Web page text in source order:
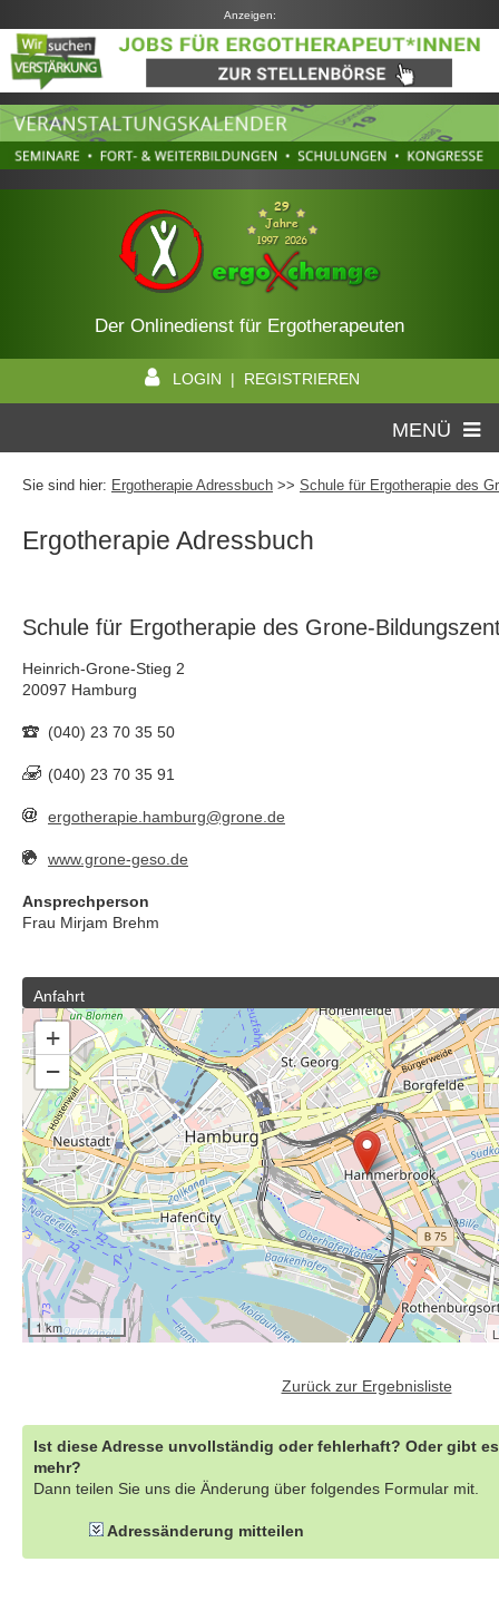
Anzeigen:
Der Onlinedienst für Ergotherapeuten
LOGIN | REGISTRIEREN
MENÜ
Sie sind hier: Ergotherapie Adressbuch >> Schule für Ergotherapie des
Ergotherapie Adressbuch
Schule für Ergotherapie des Grone-
Heinrich-Grone-Stieg 2
20097 Hamburg
(040) 23 70 35 50
(040) 23 70 35 91
ergotherapie.hamburg@grone.de
www.grone-geso.de
Ansprechperson
Frau Mirjam Brehm
Anfahrt
+
−
1 km
Zurück zur Ergebnisliste
Ist diese Adresse unvollständig oder fehlerhaft? Oder gibt
mehr?
Dann teilen Sie uns die Änderung über folgendes Formular mit.
Adressänderung mitteilen